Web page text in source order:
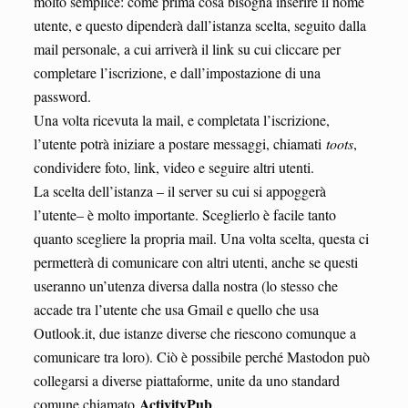
utente, e questo dipenderà dall’istanza scelta, seguito dalla
mail personale, a cui arriverà il link su cui cliccare per
completare l’iscrizione, e dall’impostazione di una
password.
Una volta ricevuta la mail, e completata l’iscrizione,
l’utente potrà iniziare a postare messaggi, chiamati toots,
condividere foto, link, video e seguire altri utenti.
La scelta dell’istanza – il server su cui si appoggerà
l’utente– è molto importante. Sceglierlo è facile tanto
quanto scegliere la propria mail. Una volta scelta, questa ci
permetterà di comunicare con altri utenti, anche se questi
useranno un’utenza diversa dalla nostra (lo stesso che
accade tra l’utente che usa Gmail e quello che usa
Outlook.it, due istanze diverse che riescono comunque a
comunicare tra loro). Ciò è possibile perché Mastodon può
collegarsi a diverse piattaforme, unite da uno standard
comune chiamato ActivityPub.